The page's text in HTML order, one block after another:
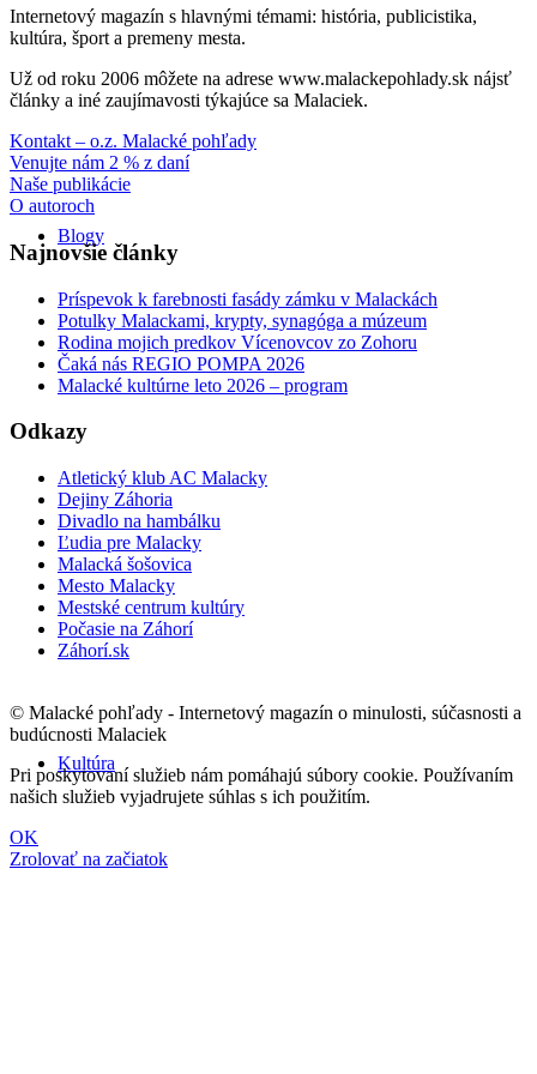
Blogy
Kultúra
Internetový magazín s hlavnými témami: história, publicistika,
kultúra, šport a premeny mesta.
Už od roku 2006 môžete na adrese www.malackepohlady.sk nájsť
články a iné zaujímavosti týkajúce sa Malaciek.
Kontakt – o.z. Malacké pohľady
Venujte nám 2 % z daní
Naše publikácie
O autoroch
Najnovšie články
Príspevok k farebnosti fasády zámku v Malackách
Potulky Malackami, krypty, synagóga a múzeum
Rodina mojich predkov Vícenovcov zo Zohoru
Čaká nás REGIO POMPA 2026
Malacké kultúrne leto 2026 – program
Odkazy
Atletický klub AC Malacky
Dejiny Záhoria
Divadlo na hambálku
Ľudia pre Malacky
Malacká šošovica
Mesto Malacky
Mestské centrum kultúry
Počasie na Záhorí
Záhorí.sk
© Malacké pohľady - Internetový magazín o minulosti, súčasnosti a
budúcnosti Malaciek
Pri poskytovaní služieb nám pomáhajú súbory cookie. Používaním
našich služieb vyjadrujete súhlas s ich použitím.
OK
Zrolovať na začiatok